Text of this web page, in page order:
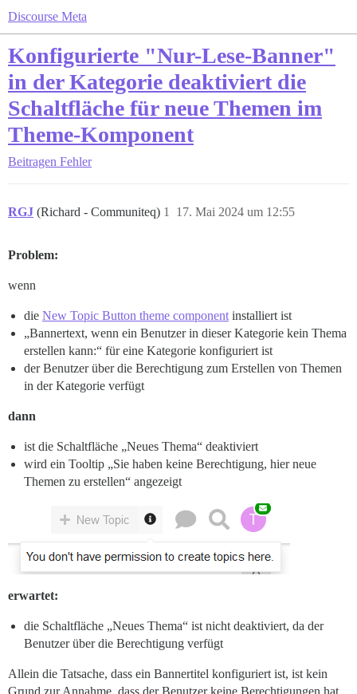
Discourse Meta
Konfigurierte "Nur-Lese-Banner"
in der Kategorie deaktiviert die
Schaltfläche für neue Themen im
Theme-Komponent
Beitragen Fehler
RGJ (Richard - Communiteq) 17. Mai 2024 um 12:55
1
Problem:
wenn
die New Topic Button theme component installiert ist
„Bannertext, wenn ein Benutzer in dieser Kategorie kein Thema
erstellen kann:“ für eine Kategorie konfiguriert ist
der Benutzer über die Berechtigung zum Erstellen von Themen
in der Kategorie verfügt
dann
ist die Schaltfläche „Neues Thema“ deaktiviert
wird ein Tooltip „Sie haben keine Berechtigung, hier neue
Themen zu erstellen“ angezeigt
erwartet:
die Schaltfläche „Neues Thema“ ist nicht deaktiviert, da der
Benutzer über die Berechtigung verfügt
Allein die Tatsache, dass ein Bannertitel konfiguriert ist, ist kein
Grund zur Annahme, dass der Benutzer keine Berechtigungen hat.